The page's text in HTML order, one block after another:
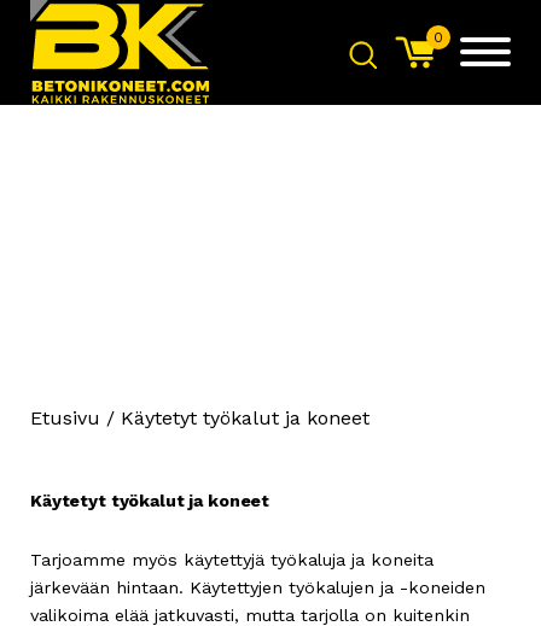
0
Etusivu / Käytetyt työkalut ja koneet
Käytetyt työkalut ja koneet
Tarjoamme myös käytettyjä työkaluja ja koneita
järkevään hintaan. Käytettyjen työkalujen ja -koneiden
valikoima elää jatkuvasti, mutta tarjolla on kuitenkin